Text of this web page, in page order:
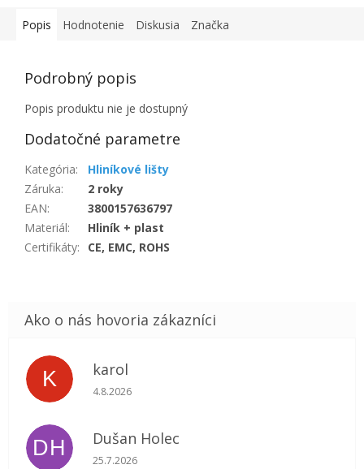
Popis Hodnotenie Diskusia Značka
Podrobný popis
Popis produktu nie je dostupný
Dodatočné parametre
Kategória:
Hliníkové lišty
Záruka:
2 roky
EAN:
3800157636797
Materiál:
Hliník + plast
Certifikáty: CE, EMC, ROHS
K karol
Hodnotenie obchodu je 5 z 5 hviezdičiek.
4.8.2026
DH Dušan Holec
Hodnotenie obchodu je 5 z 5 hviezdičiek.
25.7.2026